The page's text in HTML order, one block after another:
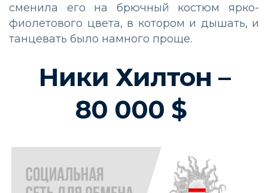
сменила его на брючный костюм ярко-
фиолетового цвета, в котором и дышать, и
танцевать было намного проще.
Ники Хилтон –
80 000 $